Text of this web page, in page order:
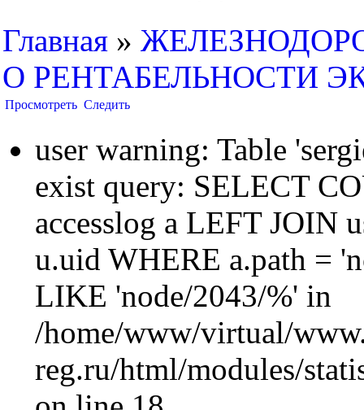
Главная »
О РЕНТАБЕЛЬНОСТИ
Просмотреть Следить
user warning: Table
exist query: SELECT
accesslog a LEFT JOIN
u.uid WHERE a.path =
LIKE 'node/2043/%' in
/home/www/virtual/
reg.ru/html/modules/